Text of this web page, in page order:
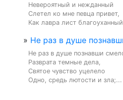
Невероятный и нежданный
Слетел ко мне певца привет,
Как лавра лист
» Не раз в душе
Не раз в душе познавши
Разврата темные дела,
Святое чувство уцелело
Одно, средь лютости и зла;...